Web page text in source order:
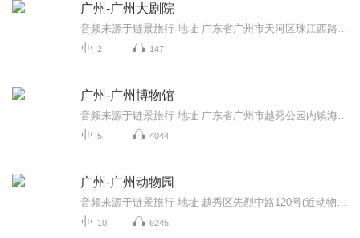
广州-广州大剧院
2 147
广州-广州博物馆
5 4044
广州-广州动物园
10 6245